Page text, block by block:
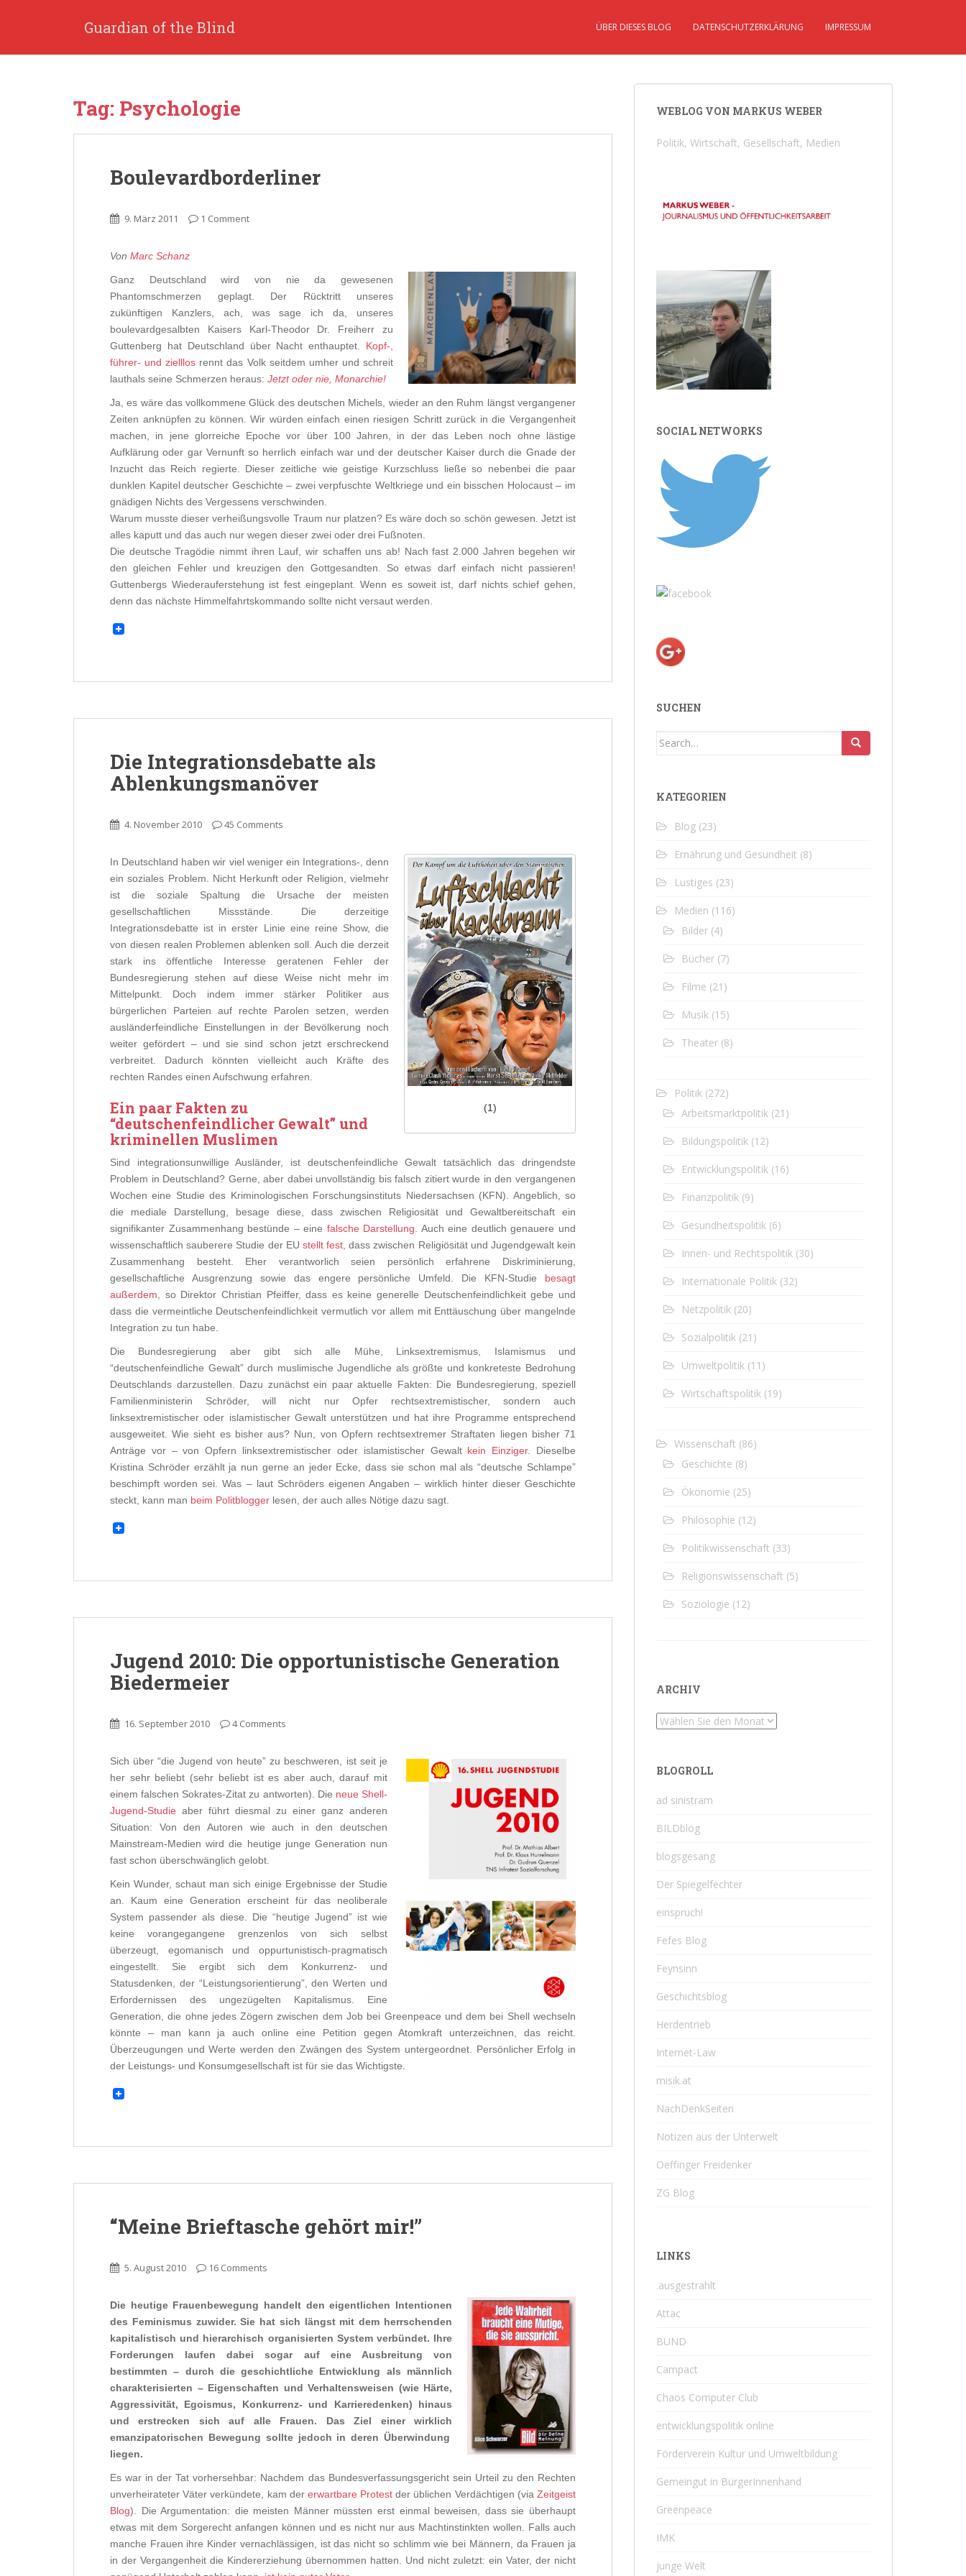
p
Guardian of the Blind ÜBER DIESES BLOG DATENSCHUTZERKLÄRUNG IMPRESSUM
Tag: Psychologie
Boulevardborderliner
9. März 2011 1 Comment
Von Marc Schanz
Ganz Deutschland wird von nie da gewesenen
Phantomschmerzen geplagt. Der Rücktritt unseres
zukünftigen Kanzlers, ach, was sage ich da, unseres
boulevardgesalbten Kaisers Karl-Theodor Dr. Freiherr zu
Guttenberg hat Deutschland über Nacht enthauptet. Kopf-,
führer- und zielllos rennt das Volk seitdem umher und schreit
lauthals seine Schmerzen heraus: Jetzt oder nie, Monarchie!
Ja, es wäre das vollkommene Glück des deutschen Michels, wieder an den Ruhm längst vergangener
Zeiten anknüpfen zu können. Wir würden einfach einen riesigen Schritt zurück in die Vergangenheit
machen, in jene glorreiche Epoche vor über 100 Jahren, in der das Leben noch ohne lästige
Aufklärung oder gar Vernunft so herrlich einfach war und der deutscher Kaiser durch die Gnade der
Inzucht das Reich regierte. Dieser zeitliche wie geistige Kurzschluss ließe so nebenbei die paar
dunklen Kapitel deutscher Geschichte – zwei verpfuschte Weltkriege und ein bisschen Holocaust – im
gnädigen Nichts des Vergessens verschwinden.
Warum musste dieser verheißungsvolle Traum nur platzen? Es wäre doch so schön gewesen. Jetzt ist
alles kaputt und das auch nur wegen dieser zwei oder drei Fußnoten.
Die deutsche Tragödie nimmt ihren Lauf, wir schaffen uns ab! Nach fast 2.000 Jahren begehen wir
den gleichen Fehler und kreuzigen den Gottgesandten. So etwas darf einfach nicht passieren!
Guttenbergs Wiederauferstehung ist fest eingeplant. Wenn es soweit ist, darf nichts schief gehen,
denn das nächste Himmelfahrtskommando sollte nicht versaut werden.
Die Integrationsdebatte als
Ablenkungsmanöver
4. November 2010 45 Comments
(1)
In Deutschland haben wir viel weniger ein Integrations-, denn
ein soziales Problem. Nicht Herkunft oder Religion, vielmehr
ist die soziale Spaltung die Ursache der meisten
gesellschaftlichen Missstände. Die derzeitige
Integrationsdebatte ist in erster Linie eine reine Show, die
von diesen realen Problemen ablenken soll. Auch die derzeit
stark ins öffentliche Interesse geratenen Fehler der
Bundesregierung stehen auf diese Weise nicht mehr im
Mittelpunkt. Doch indem immer stärker Politiker aus
bürgerlichen Parteien auf rechte Parolen setzen, werden
ausländerfeindliche Einstellungen in der Bevölkerung noch
weiter gefördert – und sie sind schon jetzt erschreckend
verbreitet. Dadurch könnten vielleicht auch Kräfte des
rechten Randes einen Aufschwung erfahren.
Ein paar Fakten zu
“deutschenfeindlicher Gewalt” und
kriminellen Muslimen
Sind integrationsunwillige Ausländer, ist deutschenfeindliche Gewalt tatsächlich das dringendste
Problem in Deutschland? Gerne, aber dabei unvollständig bis falsch zitiert wurde in den vergangenen
Wochen eine Studie des Kriminologischen Forschungsinstituts Niedersachsen (KFN). Angeblich, so
die mediale Darstellung, besage diese, dass zwischen Religiosität und Gewaltbereitschaft ein
signifikanter Zusammenhang bestünde – eine falsche Darstellung . Auch eine deutlich genauere und
wissenschaftlich sauberere Studie der EU stellt fest , dass zwischen Religiösität und Jugendgewalt kein
Zusammenhang besteht. Eher verantworlich seien persönlich erfahrene Diskriminierung,
gesellschaftliche Ausgrenzung sowie das engere persönliche Umfeld. Die KFN-Studie besagt
außerdem , so Direktor Christian Pfeiffer, dass es keine generelle Deutschenfeindlichkeit gebe und
dass die vermeintliche Deutschenfeindlichkeit vermutlich vor allem mit Enttäuschung über mangelnde
Integration zu tun habe.
Die Bundesregierung aber gibt sich alle Mühe, Linksextremismus, Islamismus und
“deutschenfeindliche Gewalt” durch muslimische Jugendliche als größte und konkreteste Bedrohung
Deutschlands darzustellen. Dazu zunächst ein paar aktuelle Fakten: Die Bundesregierung, speziell
Familienministerin Schröder, will nicht nur Opfer rechtsextremistischer, sondern auch
linksextremistischer oder islamistischer Gewalt unterstützen und hat ihre Programme entsprechend
ausgeweitet. Wie sieht es bisher aus? Nun, von Opfern rechtsextremer Straftaten liegen bisher 71
Anträge vor – von Opfern linksextremistischer oder islamistischer Gewalt kein Einziger. Dieselbe
Kristina Schröder erzählt ja nun gerne an jeder Ecke, dass sie schon mal als “deutsche Schlampe”
beschimpft worden sei. Was – laut Schröders eigenen Angaben – wirklich hinter dieser Geschichte
steckt, kann man beim Politblogger lesen, der auch alles Nötige dazu sagt.
Jugend 2010: Die opportunistische Generation
Biedermeier
16. September 2010 4 Comments
Sich über “die Jugend von heute” zu beschweren, ist seit je
her sehr beliebt (sehr beliebt ist es aber auch, darauf mit
einem falschen Sokrates-Zitat zu antworten). Die neue Shell-
Jugend-Studie aber führt diesmal zu einer ganz anderen
Situation: Von den Autoren wie auch in den deutschen
Mainstream-Medien wird die heutige junge Generation nun
fast schon überschwänglich gelobt.
Kein Wunder, schaut man sich einige Ergebnisse der Studie
an. Kaum eine Generation erscheint für das neoliberale
System passender als diese. Die “heutige Jugend” ist wie
keine vorangegangene grenzenlos von sich selbst
überzeugt, egomanisch und oppurtunistisch-pragmatisch
eingestellt. Sie ergibt sich dem Konkurrenz- und
Statusdenken, der “Leistungsorientierung”, den Werten und
Erfordernissen des ungezügelten Kapitalismus. Eine
Generation, die ohne jedes Zögern zwischen dem Job bei Greenpeace und dem bei Shell wechseln
könnte – man kann ja auch online eine Petition gegen Atomkraft unterzeichnen, das reicht.
Überzeugungen und Werte werden den Zwängen des System untergeordnet. Persönlicher Erfolg in
der Leistungs- und Konsumgesellschaft ist für sie das Wichtigste.
“Meine Brieftasche gehört mir!”
5. August 2010 16 Comments
Die heutige Frauenbewegung handelt den eigentlichen Intentionen
des Feminismus zuwider. Sie hat sich längst mit dem herrschenden
kapitalistisch und hierarchisch organisierten System verbündet. Ihre
Forderungen laufen dabei sogar auf eine Ausbreitung von
bestimmten – durch die geschichtliche Entwicklung als männlich
charakterisierten – Eigenschaften und Verhaltensweisen (wie Härte,
Aggressivität, Egoismus, Konkurrenz- und Karrieredenken) hinaus
understrecken sich auf alle Frauen. Das Ziel einer wirklich
emanzipatorischen Bewegung sollte jedoch in deren Überwindung
liegen.
Es war in der Tat vorhersehbar: Nachdem das Bundesverfassungsgericht sein Urteil zu den Rechten
unverheirateter Väter verkündete, kam der erwartbare Protest der üblichen Verdächtigen (viaZeitgeist
Blog). Die Argumentation: die meisten Männer müssten erst einmal beweisen, dass sie überhaupt
etwas mit dem Sorgerecht anfangen können und es nicht nur aus Machtinstinkten wollen. Falls auch
manche Frauen ihre Kinder vernachlässigen, ist das nicht so schlimm wie bei Männern, da Frauen ja
in der Vergangenheit die Kindererziehung übernommen hatten. Und nicht zuletzt: ein Vater, der nicht
WEBLOG VON MARKUS WEBER
Politik, Wirtschaft, Gesellschaft, Medien
SOCIAL NETWORKS
SUCHEN
Search
KATEGORIEN
Blog (23)
Ernährung und Gesundheit (8)
Lustiges (23)
Medien (116)
Bilder (4)
Bücher (7)
Filme (21)
Musik (15)
Theater (8)
Politik (272)
Arbeitsmarktpolitik (21)
Bildungspolitik (12)
Entwicklungspolitik (16)
Finanzpolitik (9)
Gesundheitspolitik (6)
Innen- und Rechtspolitik (30)
Internationale Politik (32)
Netzpolitik (20)
Sozialpolitik (21)
Umweltpolitik (11)
Wirtschaftspolitik (19)
Wissenschaft (86)
Geschichte (8)
Ökonomie (25)
Philosophie (12)
Politikwissenschaft (33)
Religionswissenschaft (5)
Soziologie (12)
ARCHIV
Archiv
BLOGROLL
ad sinistram
BILDblog
blogsgesang
Der Spiegelfechter
einspruch!
Fefes Blog
Feynsinn
Geschichtsblog
Herdentrieb
Internet-Law
misik.at
NachDenkSeiten
Notizen aus der Unterwelt
Oeffinger Freidenker
ZG Blog
LINKS
.ausgestrahlt
Attac
BUND
Campact
Chaos Computer Club
entwicklungspolitik online
Förderverein Kultur und Umweltbildung
Gemeingut in BürgerInnenhand
Greenpeace
IMK
junge Welt